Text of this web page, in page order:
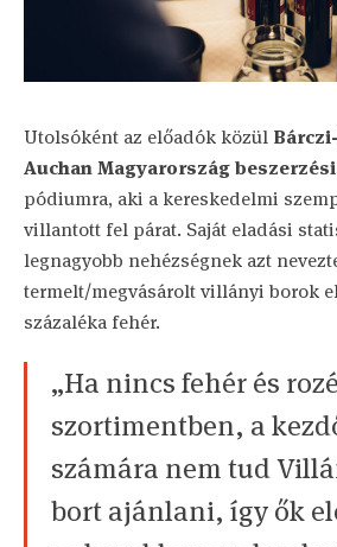
Utolsóként az előadók közül
Auchan Magyarország
pódiumra, aki a kereskedelmi
villantott fel párat. Saját eladási
legnagyobb nehézségnek azt
termelt/megvásárolt villányi borok
százaléka fehér.
„Ha nincs fehér és
szortimentben, a
számára nem tud
bort ajánlani, így ők